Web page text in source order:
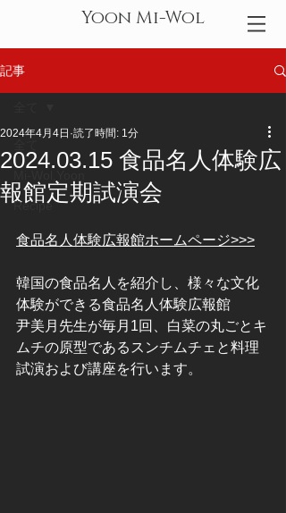
Yoon Mi-Wol
記事
Recipe
2024.03.15 食品名人体験広
報館定期試演会
2024年4月4日 読了時間: 1分
食品名人体験広報館ホームページ>>>
韓国の食品名人を紹介し、様々な文化
体験ができる食品名人体験広報館
尹美月先生が毎月1回、白菜の丸ごとキ
ムチの原型であるスンチムチェと料理
試演および講座を行います。